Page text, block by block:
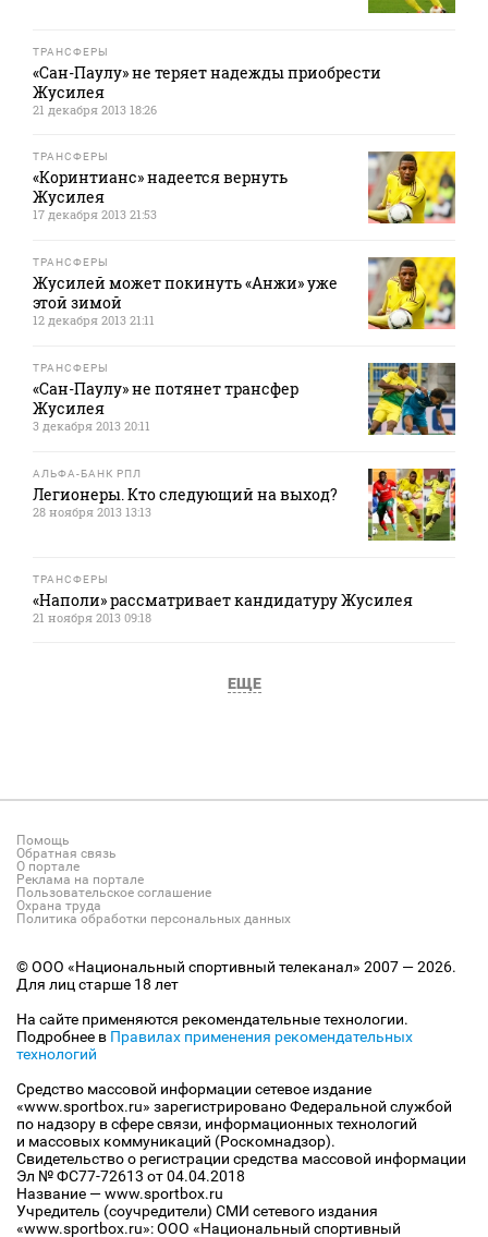
ТРАНСФЕРЫ
«Сан-Паулу» не теряет надежды приобрести
Жусилея
21 декабря 2013 18:26
ТРАНСФЕРЫ
«Коринтианс» надеется вернуть
Жусилея
17 декабря 2013 21:53
ТРАНСФЕРЫ
Жусилей может покинуть «Анжи» уже
этой зимой
12 декабря 2013 21:11
ТРАНСФЕРЫ
«Сан-Паулу» не потянет трансфер
Жусилея
3 декабря 2013 20:11
АЛЬФА-БАНК РПЛ
Легионеры. Кто следующий на выход?
28 ноября 2013 13:13
ТРАНСФЕРЫ
«Наполи» рассматривает кандидатуру Жусилея
21 ноября 2013 09:18
ЕЩЕ
Помощь
Обратная связь
О портале
Реклама на портале
Пользовательское соглашение
Охрана труда
Политика обработки персональных данных
© ООО «Национальный спортивный телеканал» 2007 — 2026.
Для лиц старше 18 лет
На сайте применяются рекомендательные технологии.
Подробнее в Правилах применения рекомендательных
технологий
Средство массовой информации сетевое издание
«www.sportbox.ru» зарегистрировано Федеральной службой
по надзору в сфере связи, информационных технологий
и массовых коммуникаций (Роскомнадзор).
Свидетельство о регистрации средства массовой информации
Эл № ФС77-72613 от 04.04.2018
Название — www.sportbox.ru
Учредитель (соучредители) СМИ сетевого издания
«www.sportbox.ru»: ООО «Национальный спортивный